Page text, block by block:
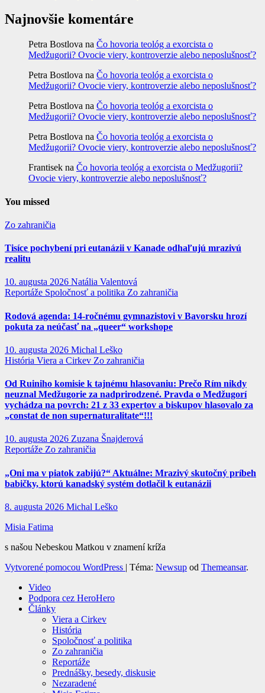
Najnovšie komentáre
Petra Bostlova na Čo hovoria teológ a exorcista o
Medžugorii? Ovocie viery, kontroverzie alebo neposlušnosť?
Petra Bostlova na Čo hovoria teológ a exorcista o
Medžugorii? Ovocie viery, kontroverzie alebo neposlušnosť?
Petra Bostlova na Čo hovoria teológ a exorcista o
Medžugorii? Ovocie viery, kontroverzie alebo neposlušnosť?
Petra Bostlova na Čo hovoria teológ a exorcista o
Medžugorii? Ovocie viery, kontroverzie alebo neposlušnosť?
Frantisek na Čo hovoria teológ a exorcista o Medžugorii?
Ovocie viery, kontroverzie alebo neposlušnosť?
You missed
Zo zahraničia
Tisíce pochybení pri eutanázii v Kanade odhaľujú mrazivú
realitu
10. augusta 2026 Natália Valentová
Reportáže Spoločnosť a politika Zo zahraničia
Rodová agenda: 14-ročnému gymnazistovi v Bavorsku hrozí
pokuta za neúčasť na „queer“ workshope
10. augusta 2026 Michal Leško
História Viera a Cirkev Zo zahraničia
Od Ruiniho komisie k tajnému hlasovaniu: Prečo Rím nikdy
neuznal Medžugorie za nadprirodzené. Pravda o Medžugorí
vychádza na povrch: 21 z 33 expertov a biskupov hlasovalo za
„constat de non supernaturalitate“!!!
10. augusta 2026 Zuzana Šnajderová
Reportáže Zo zahraničia
„Oni ma v piatok zabijú?“ Aktuálne: Mrazivý skutočný príbeh
babičky, ktorú kanadský systém dotlačil k eutanázii
8. augusta 2026 Michal Leško
Misia Fatima
s našou Nebeskou Matkou v znamení kríža
Vytvorené pomocou WordPress | Téma: Newsup od Themeansar.
Video
Podpora cez HeroHero
Články
Viera a Cirkev
História
Spoločnosť a politika
Zo zahraničia
Reportáže
Prednášky, besedy, diskusie
Nezaradené